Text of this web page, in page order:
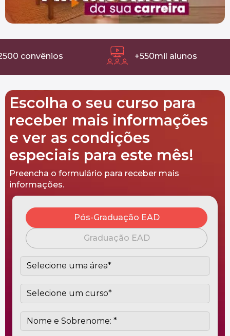
convênios +550mil alunos
Escolha o seu curso para
receber mais informações
e ver as condições
especiais para este mês!
Preencha o formulário para receber mais
informações.
Pós-Graduação EAD
Graduação EAD